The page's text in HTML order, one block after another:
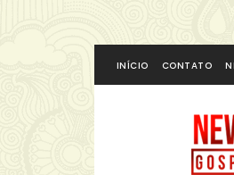
INÍCIO CONTATO